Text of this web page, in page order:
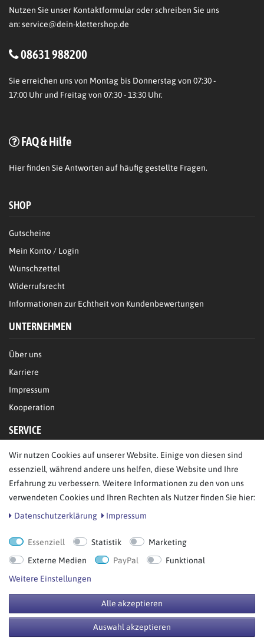
Nutzen Sie unser Kontaktformular oder schreiben Sie uns
an: service@dein-klettershop.de
08631 988200
Sie erreichen uns von Montag bis Donnerstag von 07:30 -
17:00 Uhr und Freitag von 07:30 - 13:30 Uhr.
FAQ & Hilfe
Hierfinden Sie Antworten auf häufig gestellte Fragen.
SHOP
Gutscheine
Mein Konto / Login
Wunschzettel
Widerrufsrecht
Informationen zur Echtheit von Kundenbewertungen
UNTERNEHMEN
Über uns
Karriere
Impressum
Kooperation
SERVICE
FAQ/Hilfe
Datenschutz
AGB
Bestellung widerrufen
© Copyright 2026 BB Sport GmbH & Co KG. Alle Rechte vorbehalten.
**UVP = Unverbindliche Preisempfehlung des Herstellers
Wir nutzen Cookies auf unserer Website. Einige von diesen sind
essenziell, während andere uns helfen, diese Website und Ihre
Erfahrung zu verbessern. Weitere Informationen zu den von uns
verwendeten Cookies und Ihren Rechten als Nutzer finden Sie hier:
Daten­schutz­erklärung
Impressum
Essenziell Statistik
Marketing
Externe Medien
PayPal
Funktional
Weitere Einstellungen
Alle akzeptieren
Auswahl akzeptieren